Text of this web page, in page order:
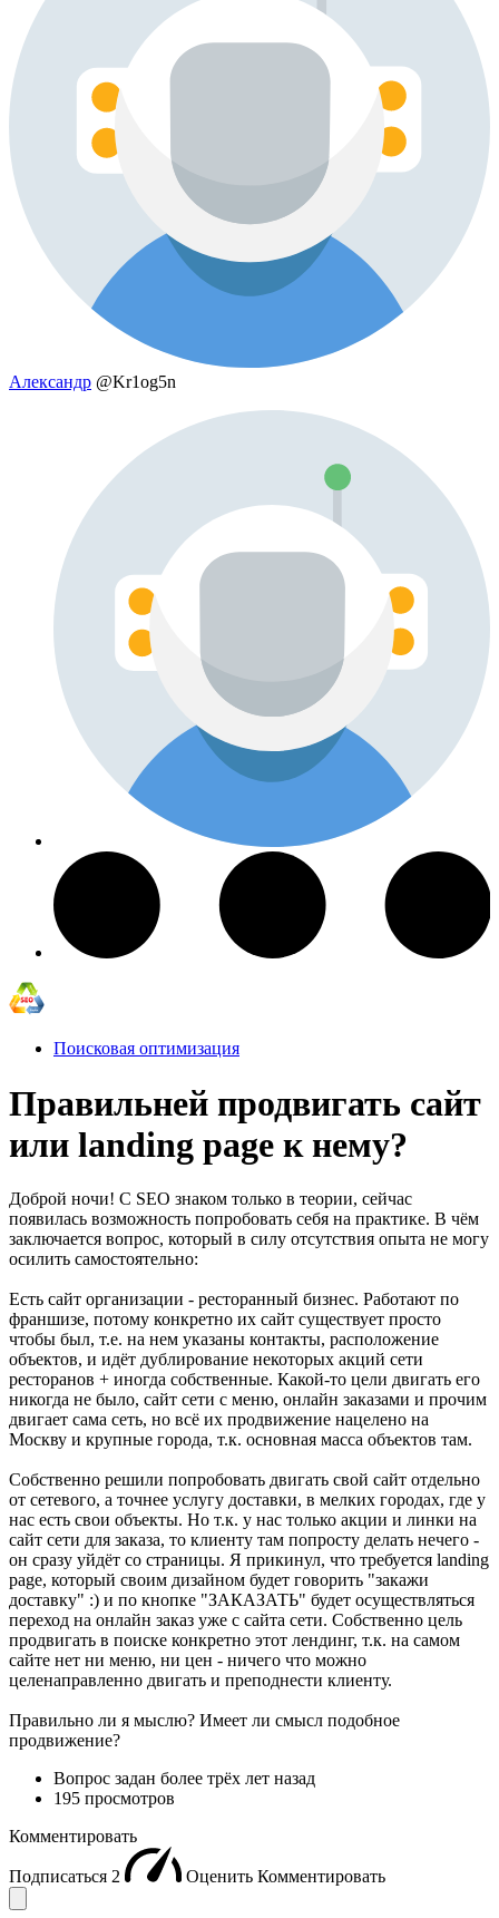
Александр @Kr1og5n
Поисковая оптимизация
Правильней продвигать сайт
или landing page к нему?
Доброй ночи! С SEO знаком только в теории, сейчас
появилась возможность попробовать себя на практике. В чём
заключается вопрос, который в силу отсутствия опыта не могу
осилить самостоятельно:
Есть сайт организации - ресторанный бизнес. Работают по
франшизе, потому конкретно их сайт существует просто
чтобы был, т.е. на нем указаны контакты, расположение
объектов, и идёт дублирование некоторых акций сети
ресторанов + иногда собственные. Какой-то цели двигать его
никогда не было, сайт сети с меню, онлайн заказами и прочим
двигает сама сеть, но всё их продвижение нацелено на
Москву и крупные города, т.к. основная масса объектов там.
Собственно решили попробовать двигать свой сайт отдельно
от сетевого, а точнее услугу доставки, в мелких городах, где у
нас есть свои объекты. Но т.к. у нас только акции и линки на
сайт сети для заказа, то клиенту там попросту делать нечего -
он сразу уйдёт со страницы. Я прикинул, что требуется landing
page, который своим дизайном будет говорить "закажи
доставку" :) и по кнопке "ЗАКАЗАТЬ" будет осуществляться
переход на онлайн заказ уже с сайта сети. Собственно цель
продвигать в поиске конкретно этот лендинг, т.к. на самом
сайте нет ни меню, ни цен - ничего что можно
целенаправленно двигать и преподнести клиенту.
Правильно ли я мыслю? Имеет ли смысл подобное
продвижение?
Вопрос задан более трёх лет назад
195 просмотров
Комментировать
Подписаться 2 Оценить Комментировать